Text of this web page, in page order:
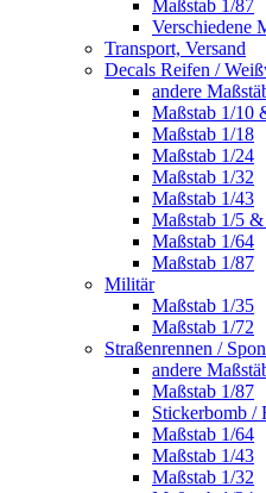
Maßstab 1/87
Verschiedene
Transport, Versand
Decals Reifen /
andere
Maßstab 1/10
Maßstab 1/18
Maßstab 1/24
Maßstab 1/32
Maßstab 1/43
Maßstab 1/5
Maßstab 1/64
Maßstab 1/87
Militär
Maßstab 1/35
Maßstab 1/72
Straßenrennen /
andere
Maßstab 1/87
Stickerbomb /
Maßstab 1/64
Maßstab 1/43
Maßstab 1/32